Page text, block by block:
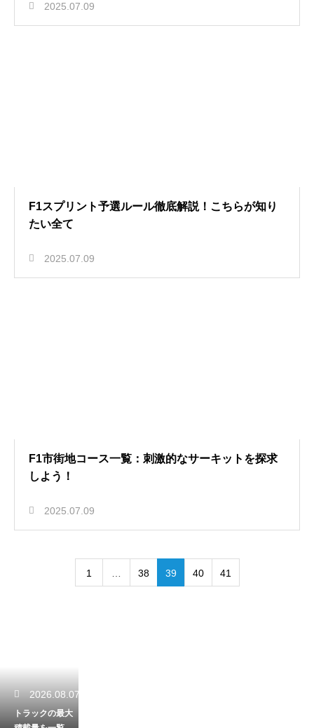
2025.07.09
F1スプリント予選ルール徹底解説！こちらが知り
たい全て
2025.07.09
F1市街地コース一覧：刺激的なサーキットを探求
しよう！
2025.07.09
1 38 39 40 41
2026.08.07
トラックの最大